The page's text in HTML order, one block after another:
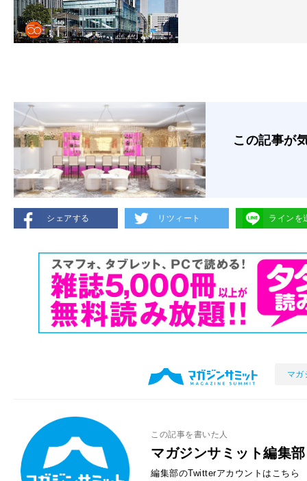
この記事が
シェアする リツィート ラインを
マガ
この記事を書いた人
マガジンサミット編集部
編集部のTwitterアカウントはこちら